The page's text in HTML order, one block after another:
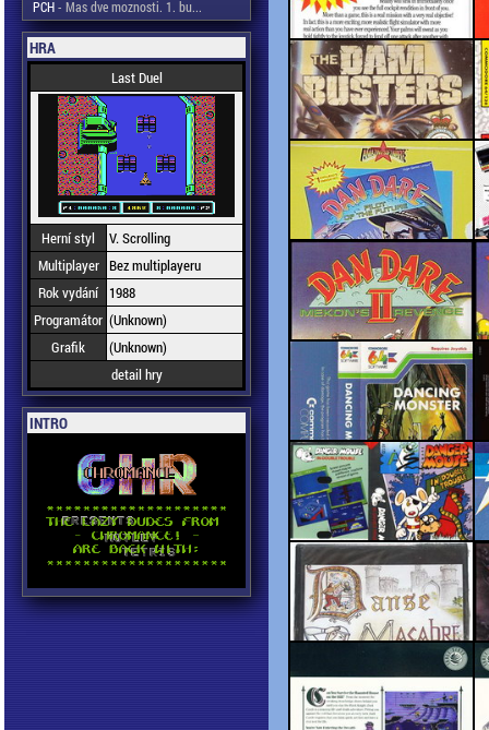
PCH- Mas dve moznosti. 1. bu...
HRA
Last Duel
Herní styl
V. Scrolling
Multiplayer Bez multiplayeru
Rok vydání
1988
Programátor (Unknown)
Grafik
(Unknown)
detail hry
INTRO